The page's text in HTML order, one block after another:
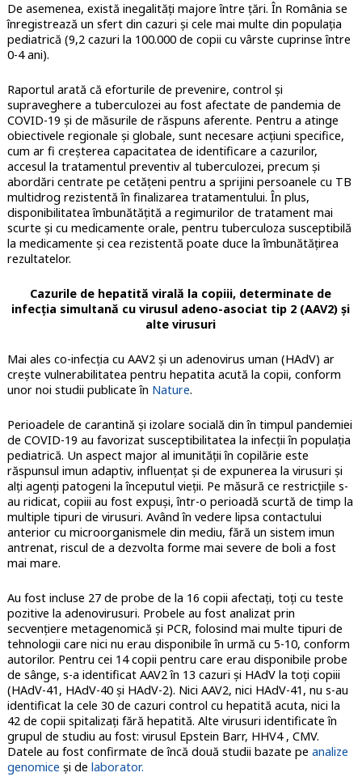
De asemenea, există inegalități majore între țări. În România se
înregistrează un sfert din cazuri și cele mai multe din populația
pediatrică (9,2 cazuri la 100.000 de copii cu vârste cuprinse între
0-4 ani).
Raportul arată că eforturile de prevenire, control și
supraveghere a tuberculozei au fost afectate de pandemia de
COVID-19 și de măsurile de răspuns aferente. Pentru a atinge
obiectivele regionale și globale, sunt necesare acțiuni specifice,
cum ar fi creșterea capacitatea de identificare a cazurilor,
accesul la tratamentul preventiv al tuberculozei, precum și
abordări centrate pe cetățeni pentru a sprijini persoanele cu TB
multidrog rezistentă în finalizarea tratamentului. În plus,
disponibilitatea îmbunătățită a regimurilor de tratament mai
scurte și cu medicamente orale, pentru tuberculoza susceptibilă
la medicamente și cea rezistentă poate duce la îmbunătățirea
rezultatelor.
Cazurile de hepatită virală la copiii, determinate de
infecția simultană cu virusul adeno-asociat tip 2 (AAV2) și
alte virusuri
Mai ales co-infecția cu AAV2 și un adenovirus uman (HAdV) ar
crește vulnerabilitatea pentru hepatita acută la copii, conform
unor noi studii publicate în Nature.
Perioadele de carantină și izolare socială din în timpul pandemiei
de COVID-19 au favorizat susceptibilitatea la infecții în populația
pediatrică. Un aspect major al imunității în copilărie este
răspunsul imun adaptiv, influențat și de expunerea la virusuri și
alți agenți patogeni la începutul vieții. Pe măsură ce restricțiile s-
au ridicat, copiii au fost expuși, într-o perioadă scurtă de timp la
multiple tipuri de virusuri. Având în vedere lipsa contactului
anterior cu microorganismele din mediu, fără un sistem imun
antrenat, riscul de a dezvolta forme mai severe de boli a fost
mai mare.
Au fost incluse 27 de probe de la 16 copii afectați, toți cu teste
pozitive la adenovirusuri. Probele au fost analizat prin
secvențiere metagenomică și PCR, folosind mai multe tipuri de
tehnologii care nici nu erau disponibile în urmă cu 5-10, conform
autorilor. Pentru cei 14 copii pentru care erau disponibile probe
de sânge, s-a identificat AAV2 în 13 cazuri și HAdV la toți copiii
(HAdV-41, HAdV-40 și HAdV-2). Nici AAV2, nici HAdV-41, nu s-au
identificat la cele 30 de cazuri control cu hepatită acuta, nici la
42 de copii spitalizați fără hepatită. Alte virusuri identificate în
grupul de studiu au fost: virusul Epstein Barr, HHV4 , CMV.
Datele au fost confirmate de încă două studii bazate pe analize
genomice și de laborator.